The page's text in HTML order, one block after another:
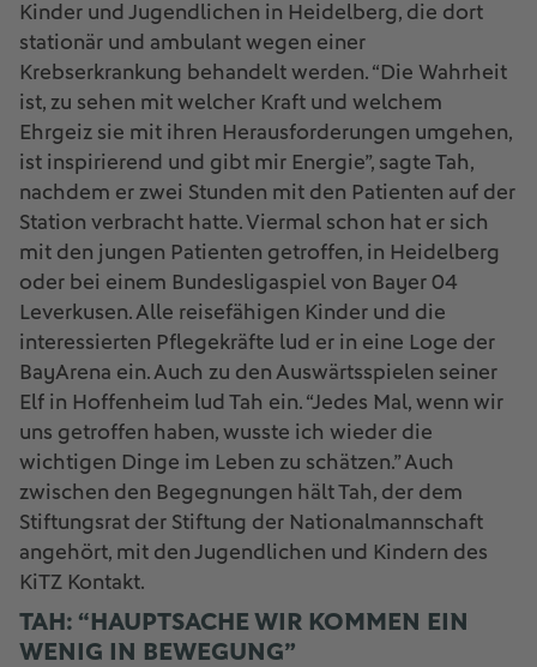
Kinder und Jugendlichen in Heidelberg, die dort
stationär und ambulant wegen einer
Krebserkrankung behandelt werden. “Die Wahrheit
ist, zu sehen mit welcher Kraft und welchem
Ehrgeiz sie mit ihren Herausforderungen umgehen,
ist inspirierend und gibt mir Energie”, sagte Tah,
nachdem er zwei Stunden mit den Patienten auf der
Station verbracht hatte. Viermal schon hat er sich
mit den jungen Patienten getroffen, in Heidelberg
oder bei einem Bundesligaspiel von Bayer 04
Leverkusen. Alle reisefähigen Kinder und die
interessierten Pflegekräfte lud er in eine Loge der
BayArena ein. Auch zu den Auswärtsspielen seiner
Elf in Hoffenheim lud Tah ein. “Jedes Mal, wenn wir
uns getroffen haben, wusste ich wieder die
wichtigen Dinge im Leben zu schätzen.” Auch
zwischen den Begegnungen hält Tah, der dem
Stiftungsrat der Stiftung der Nationalmannschaft
angehört, mit den Jugendlichen und Kindern des
KiTZ Kontakt.
TAH: “HAUPTSACHE WIR KOMMEN EIN
WENIG IN BEWEGUNG”